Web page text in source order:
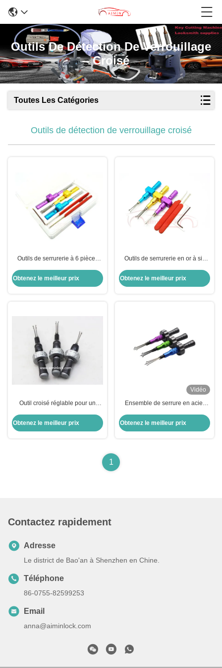
Outils De Détection De Verrouillage
Croisé
Toutes Les Catégories
Outils de détection de verrouillage croisé
Outils de serrurerie à 6 pièces
de croix réglables
Obtenez le meilleur prix
Outils de serrurerie en or à six
croix réglables, poids 140g
Obtenez le meilleur prix
Outil croisé réglable pour un
Obtenez le meilleur prix
Vidéo
Ensemble de serrure en acier
civil Le nouvel outil de
verrouillage croisé à ouverture
Obtenez le meilleur prix
1
Contactez rapidement
Adresse
Le district de Bao'an à Shenzhen en Chine.
Téléphone
86-0755-82599253
Email
anna@aiminlock.com